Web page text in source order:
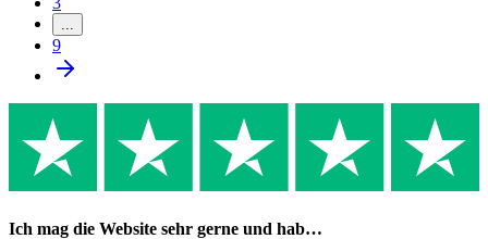
...
9
Ich mag die Website sehr gerne und hab…